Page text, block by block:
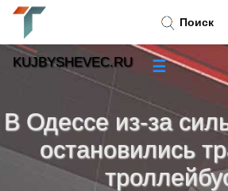
В Одессе из-за
остановились
Поиск
KUJBYSHEVEC.RU ☰
Новости»
Тренды новостей»
Рубрики»